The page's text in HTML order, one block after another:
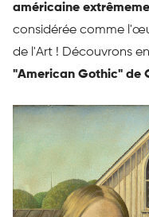
américaine
considérée comme
de l'Art ! Découvrons
"American Gothic" de